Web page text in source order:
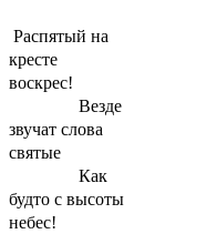
Распятый на
кресте
воскрес!
Везде
звучат слова
святые
Как
будто с высоты
небес!